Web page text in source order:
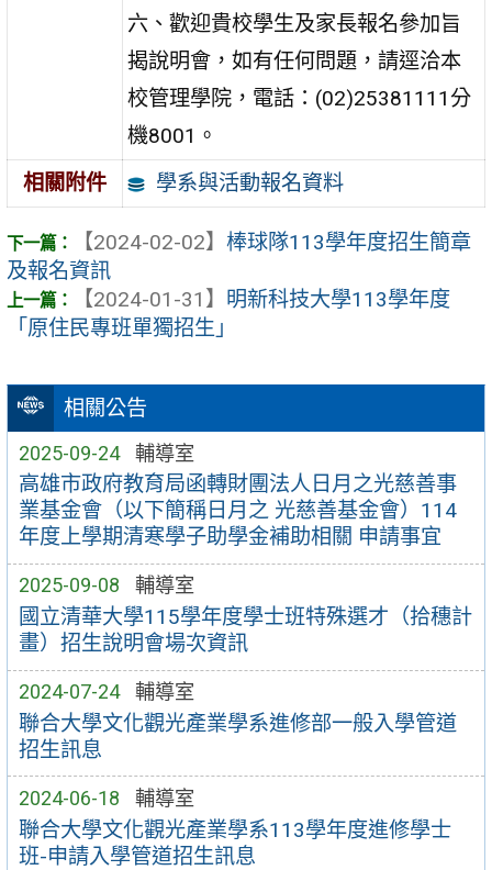
相關公告
2025-09-24 輔導室
高雄市政府教育局函轉財團法人日月之光慈善事
業基金會（以下簡稱日月之 光慈善基金會）114
年度上學期清寒學子助學金補助相關 申請事宜
2025-09-08 輔導室
國立清華大學115學年度學士班特殊選才（拾穗計
畫）招生說明會場次資訊
2024-07-24 輔導室
聯合大學文化觀光產業學系進修部一般入學管道
招生訊息
2024-06-18 輔導室
聯合大學文化觀光產業學系113學年度進修學士
班-申請入學管道招生訊息
六、歡迎貴校學生及家長報名參加旨
揭說明會，如有任何問題，請逕洽本
校管理學院，電話：(02)25381111分
機8001。
相關附件
學系與活動報名資料
【2024-02-02】 棒球隊113學年度招生簡章
及報名資訊
【2024-01-31】 明新科技大學113學年度
「原住民專班單獨招生」